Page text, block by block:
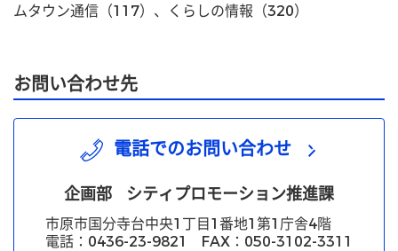
ムタウン通信（117）、くらしの情報（320）
お問い合わせ先
電話でのお問い合わせ
企画部 シティプロモーション推進課
市原市国分寺台中央1丁目1番地1第1庁舎4階
電話：0436-23-9821 FAX：050-3102-3311